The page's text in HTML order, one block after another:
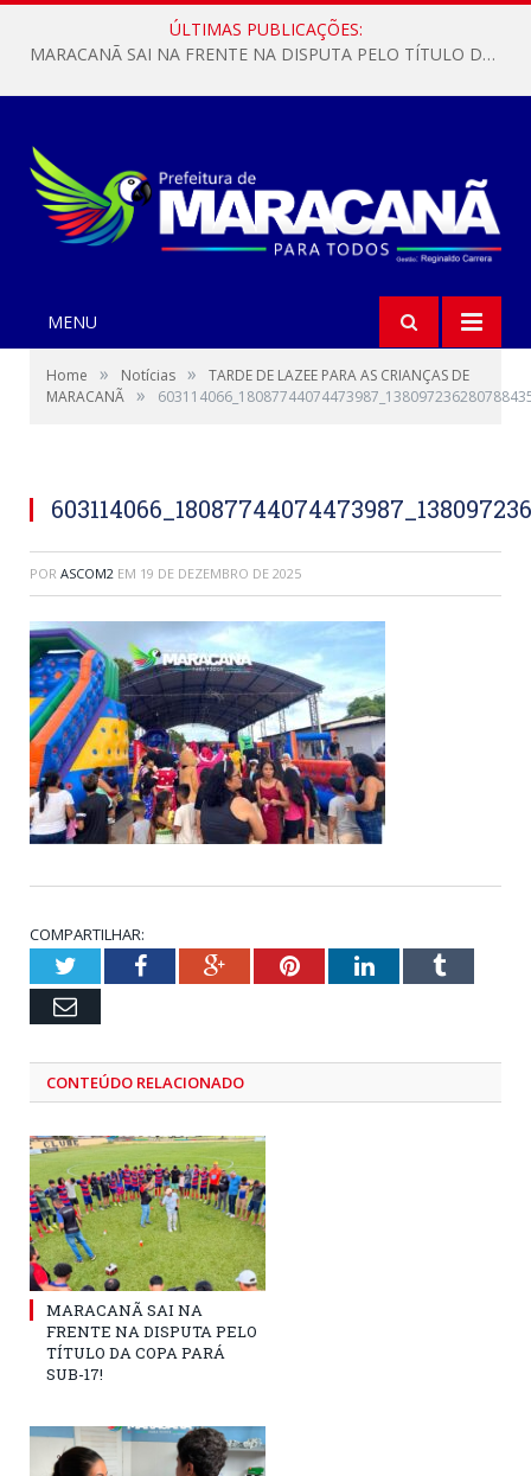
ÚLTIMAS PUBLICAÇÕES:
MARACANÃ SAI NA FRENTE NA DISPUTA PELO TÍTULO DA COPA PARÁ SUB-17!
MENU
Home » Notícias »
TARDE DE LAZEE PARA AS CRIANÇAS DE
MARACANÃ »
POR ASCOM2 EM 19 DE DEZEMBRO DE 2025
COMPARTILHAR:
TwitterFacebookGoogle+PinterestLinkedInTumblr
Email
CONTEÚDO RELACIONADO
MARACANÃ SAI NA
FRENTE NA DISPUTA PELO
TÍTULO DA COPA PARÁ
SUB-17!